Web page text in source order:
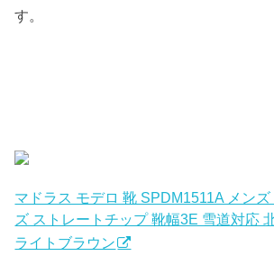
す。
マドラス モデロ 靴 SPDM1511A メン
ズ ストレートチップ 靴幅3E 雪道対応
ライトブラウン